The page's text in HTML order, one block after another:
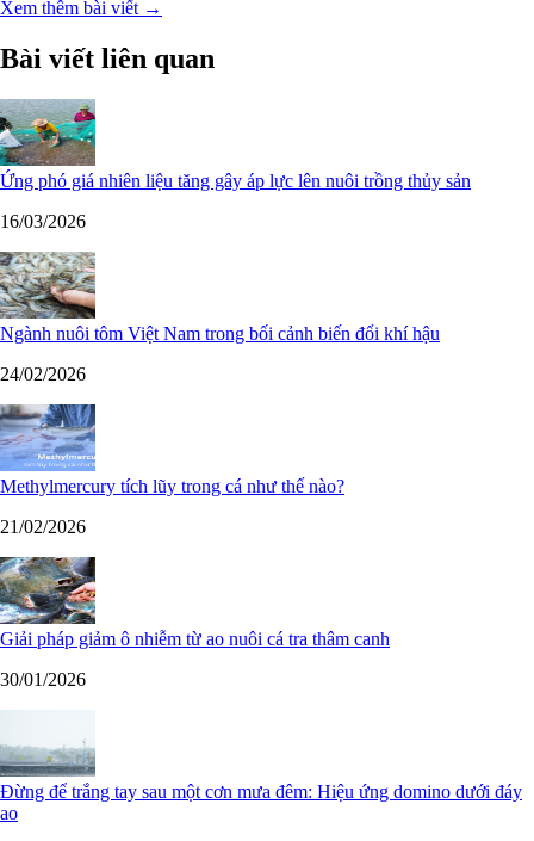
Xem thêm bài viết →
Bài viết liên quan
Ứng phó giá nhiên liệu tăng gây áp lực lên nuôi trồng thủy sản
16/03/2026
Ngành nuôi tôm Việt Nam trong bối cảnh biến đổi khí hậu
24/02/2026
Methylmercury tích lũy trong cá như thế nào?
21/02/2026
Giải pháp giảm ô nhiễm từ ao nuôi cá tra thâm canh
30/01/2026
Đừng để trắng tay sau một cơn mưa đêm: Hiệu ứng domino dưới đáy
ao